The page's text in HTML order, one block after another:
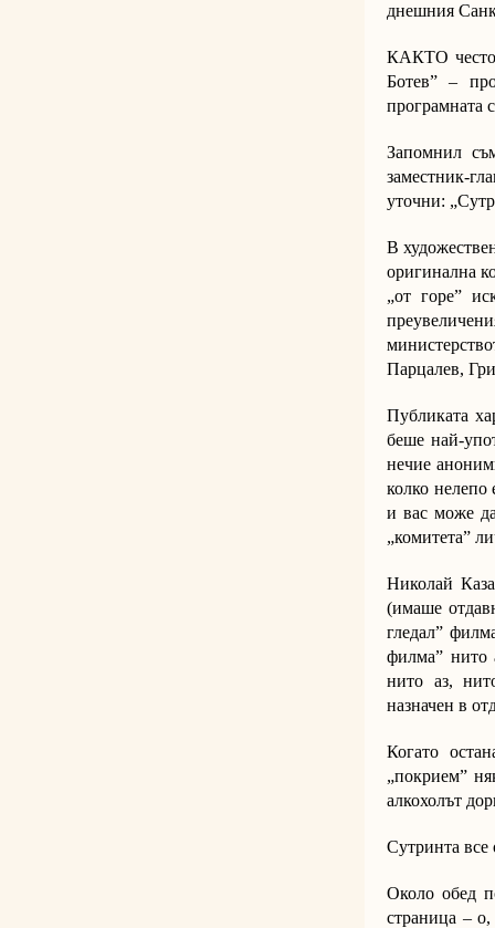
днешния
КАКТО често
Ботев” –
програмната
Запомнил
заместник-
уточни:
В
оригинална
„от горе”
Парцалев,
Публиката
беше най-
нечие
колко нелепо
и вас може
„комитета”
Николай
(имаше
гледал”
филма” нито
нито аз,
назначен в
Когато
„покрием”
алкохолът
Сутринта все
Около обед
страница –